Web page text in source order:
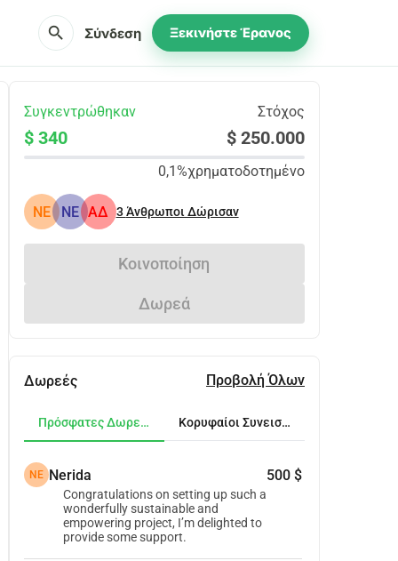
search Σύνδεση Ξεκινήστε Έρανος
Συγκεντρώθηκαν Στόχος
$ 340 $ 250.000
0,1%χρηματοδοτημένο
NE NE ΑΔ 3Άνθρωποι Δώρισαν
Κοινοποίηση
Δωρεά
Δωρεές Προβολή Όλων
Πρόσφατες Δωρεές Κορυφαίοι Συνεισφέροντες
NE Nerida 500 $
Congratulations on setting up such a
wonderfully sustainable and
empowering project, I’m delighted to
provide some support.